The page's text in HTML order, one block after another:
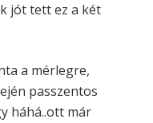
jót tett ez a két
a mérlegre,
passzentos
háhá..ott már